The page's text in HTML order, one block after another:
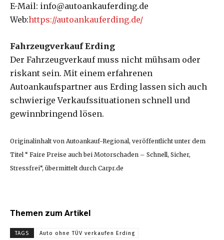
E-Mail: info@autoankauferding.de
Web:https://autoankauferding.de/
Fahrzeugverkauf Erding
Der Fahrzeugverkauf muss nicht mühsam oder
riskant sein. Mit einem erfahrenen
Autoankaufspartner aus Erding lassen sich auch
schwierige Verkaufssituationen schnell und
gewinnbringend lösen.
Originalinhalt von Autoankauf-Regional, veröffentlicht unter dem
Titel “ Faire Preise auch bei Motorschaden – Schnell, Sicher,
Stressfrei“, übermittelt durch Carpr.de
Themen zum Artikel
TAGS
Auto ohne TÜV verkaufen Erding